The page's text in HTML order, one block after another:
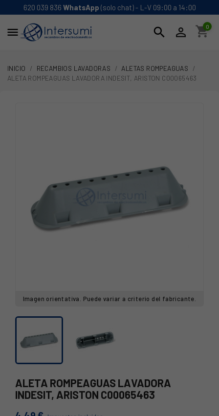
620 039 836 WhatsApp (solo chat) - L-V 09:00 a 14:00
 search  shopping_cart
0
INICIO RECAMBIOS LAVADORAS
ALETAS ROMPEAGUAS
ALETA ROMPEAGUAS LAVADORA INDESIT, ARISTON C00065463
Imagen orientativa. Puede variar a criterio del fabricante.
ALETA ROMPEAGUAS LAVADORA
INDESIT, ARISTON C00065463